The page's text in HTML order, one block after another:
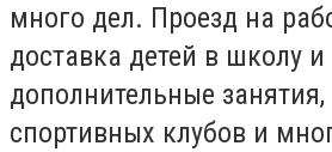
много дел. Проезд на
доставка детей в школу
дополнительные
спортивных клубов и